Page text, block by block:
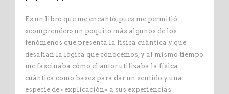
Es un libro que me encantó, pues me permitió
«comprender» un poquito más algunos de los
fenómenos que presenta la física cuántica y que
desafían la lógica que conocemos, y al mismo tiempo
me fascinaba cómo el autor utilizaba la física
cuántica como bases para dar un sentido y una
especie de «explicación» a sus experiencias